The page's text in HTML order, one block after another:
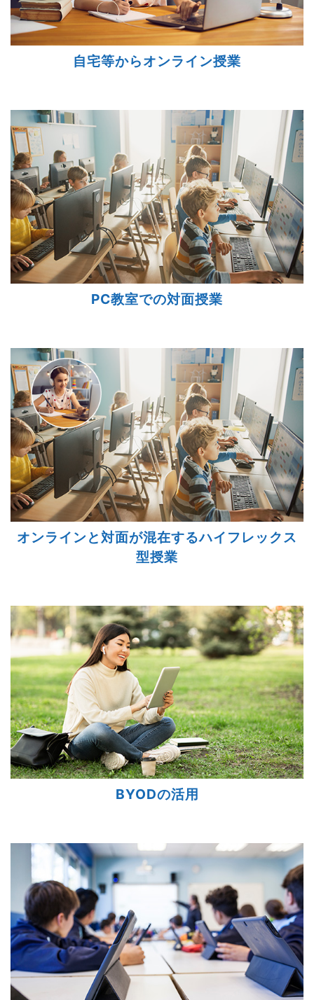
自宅等からオンライン授業
PC教室での対面授業
オンラインと対面が混在するハイフレックス
型授業
BYODの活用